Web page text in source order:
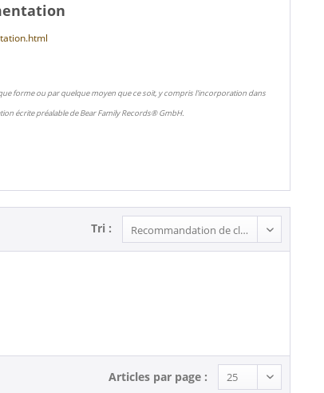
forme ou par quelque moyen que ce soit, y compris l'incorporation dans
écrite préalable de Bear Family Records® GmbH.
Tri :
Articles par page :